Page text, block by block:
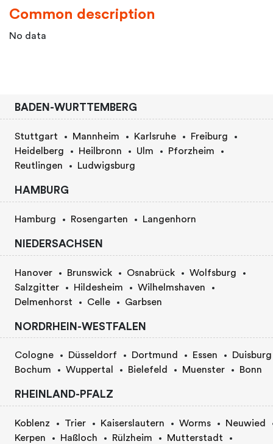
Common description
No data
BADEN-WURTTEMBERG
Stuttgart Mannheim Karlsruhe
Freiburg
Heidelberg
Heilbronn Ulm
Pforzheim
Reutlingen
Ludwigsburg
HAMBURG
Hamburg Rosengarten Langenhorn
NIEDERSACHSEN
Hanover Brunswick Osnabrück
Wolfsburg
Salzgitter
Hildesheim
Wilhelmshaven
Delmenhorst
Celle Garbsen
NORDRHEIN-WESTFALEN
Cologne Düsseldorf Dortmund Essen
Duisburg
Bochum
Wuppertal Bielefeld Muenster Bonn
RHEINLAND-PFALZ
Koblenz Trier Kaiserslautern Worms
Neuwied
Kerpen
Haßloch Rülzheim
Mutterstadt